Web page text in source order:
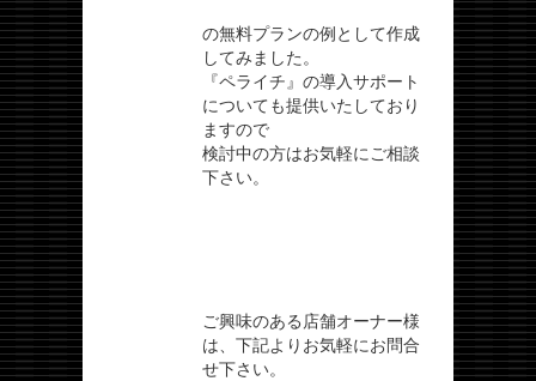
の無料プランの例として作成
してみました。
『ペライチ』の導入サポート
についても提供いたしており
ますので
検討中の方はお気軽にご相談
下さい。
ご興味のある店舗オーナー様
は、下記よりお気軽にお問合
せ下さい。